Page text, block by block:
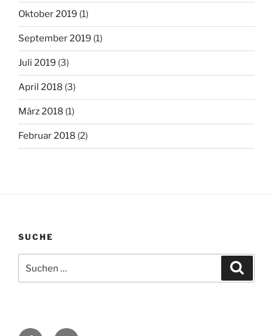
Oktober 2019 (1)
September 2019 (1)
Juli 2019 (3)
April 2018 (3)
März 2018 (1)
Februar 2018 (2)
SUCHE
nach: